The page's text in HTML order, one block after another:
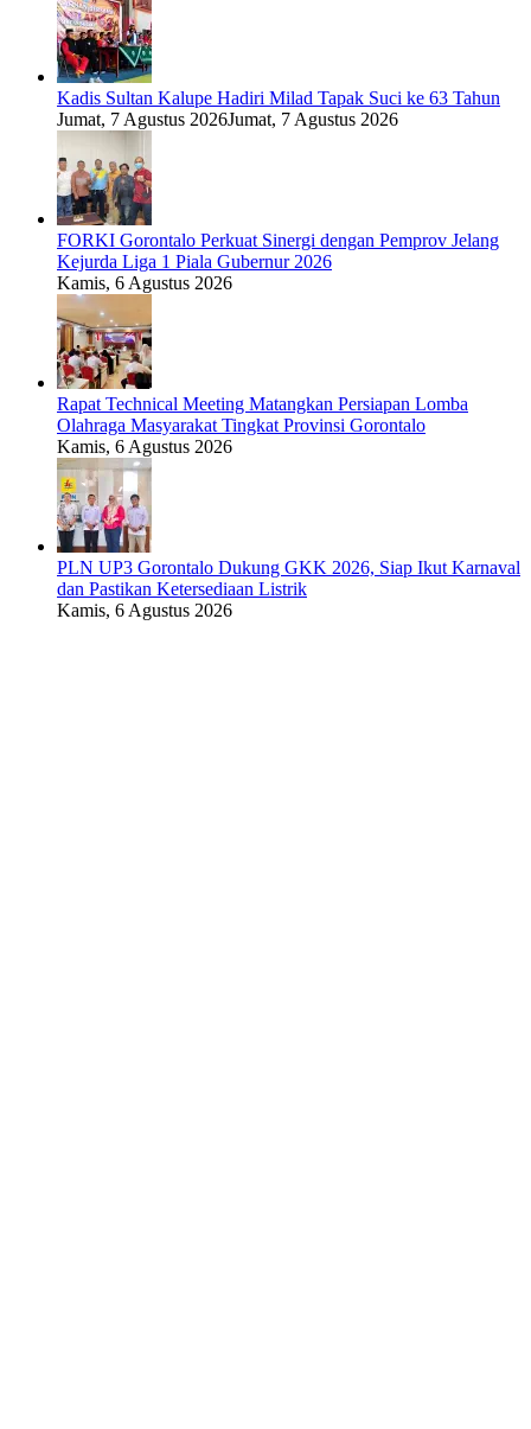
Kadis Sultan Kalupe Hadiri Milad Tapak Suci ke 63 Tahun
Jumat, 7 Agustus 2026Jumat, 7 Agustus 2026
FORKI Gorontalo Perkuat Sinergi dengan Pemprov Jelang
Kejurda Liga 1 Piala Gubernur 2026
Kamis, 6 Agustus 2026
Rapat Technical Meeting Matangkan Persiapan Lomba
Olahraga Masyarakat Tingkat Provinsi Gorontalo
Kamis, 6 Agustus 2026
PLN UP3 Gorontalo Dukung GKK 2026, Siap Ikut Karnaval
dan Pastikan Ketersediaan Listrik
Kamis, 6 Agustus 2026